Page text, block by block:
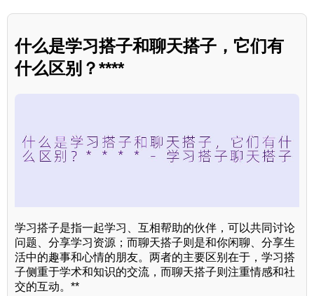
什么是学习搭子和聊天搭子，它们有
什么区别？****
学习搭子是指一起学习、互相帮助的伙伴，可以共同讨论
问题、分享学习资源；而聊天搭子则是和你闲聊、分享生
活中的趣事和心情的朋友。两者的主要区别在于，学习搭
子侧重于学术和知识的交流，而聊天搭子则注重情感和社
交的互动。**